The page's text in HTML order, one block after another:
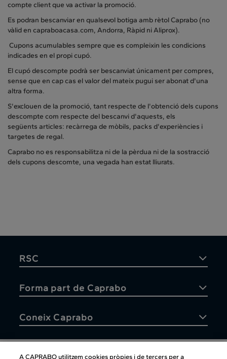
compte client que va activar la promoció.
Es podran bescanviar en qualsevol botiga amb rètol Caprabo (no
vàlid en capraboacasa.com, Andorra, Ràpid ni Aliprox).
Cupons acumulables sempre que es compleixin les condicions
indicades en el propi cupó.
El cupó descompte podrà ser bescanviat únicament per compres,
sense que en cap cas el valor del mateix pugui ser abonat d'una
altra forma.
S'exclouen de la promoció, tant respecte de l'obtenció dels cupons
descompte com respecte del bescanvi d'aquests, els
següents articles: recàrrega de mòbils, packs d'experiències i
targetes de regal.
Caprabo no es responsabilitza ni de la pèrdua ni de la sostracció
dels cupons descomte, una vegada han estat lliurats.
RSC
Forma part de Caprabo
Coneix Caprabo
A CAPRABO utilitzem cookies pròpies i de tercers per a